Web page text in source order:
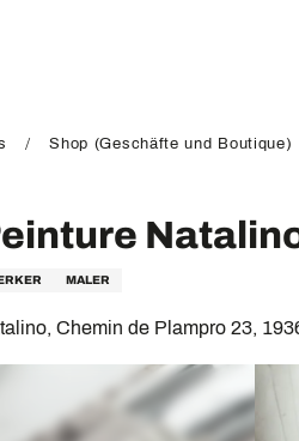
Shop (Geschäfte und Boutique)
MALER
Chemin de Plampro 23,